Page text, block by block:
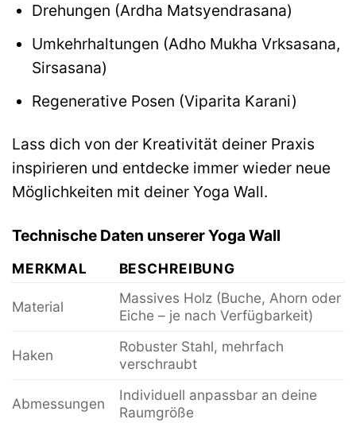
Drehungen (Ardha Matsyendrasana)
Umkehrhaltungen (Adho Mukha Vrksasana,
Sirsasana)
Regenerative Posen (Viparita Karani)
Lass dich von der Kreativität deiner Praxis
inspirieren und entdecke immer wieder neue
Möglichkeiten mit deiner Yoga Wall.
Technische Daten unserer Yoga Wall
MERKMAL BESCHREIBUNG
Material
Massives Holz (Buche, Ahorn oder
Eiche – je nach Verfügbarkeit)
Haken
Robuster Stahl, mehrfach
verschraubt
Abmessungen
Individuell anpassbar an deine
Raumgröße